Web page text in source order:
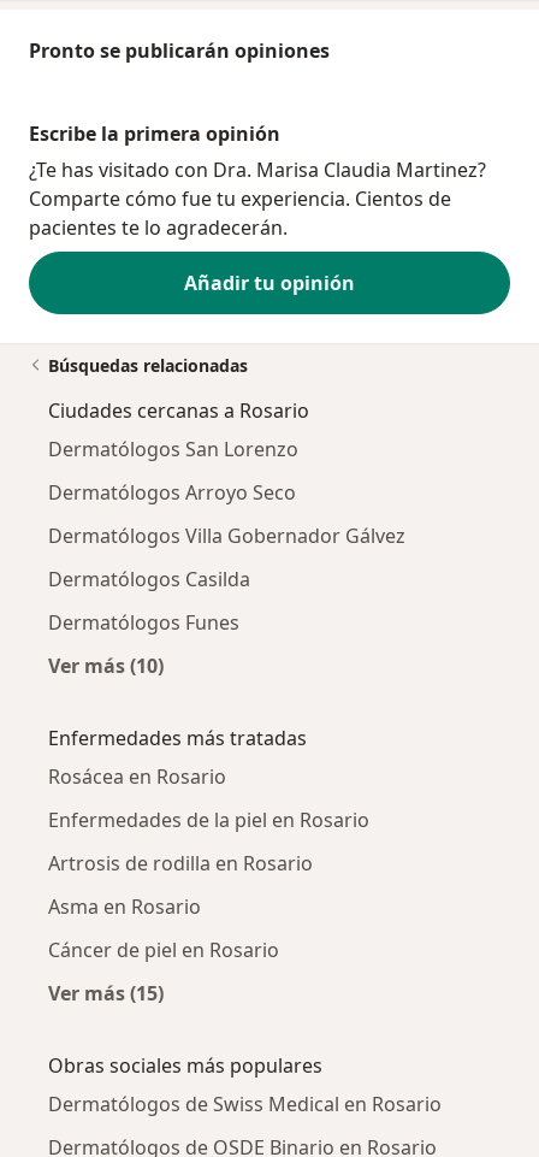
Pronto se publicarán opiniones
Escribe la primera opinión
¿Te has visitado con Dra. Marisa Claudia Martinez?
Comparte cómo fue tu experiencia. Cientos de
pacientes te lo agradecerán.
Añadir tu opinión
Búsquedas relacionadas
Ciudades cercanas a Rosario
Dermatólogos San Lorenzo
Dermatólogos Arroyo Seco
Dermatólogos Villa Gobernador Gálvez
Dermatólogos Casilda
Dermatólogos Funes
Ver más (10)
Enfermedades más tratadas
Rosácea en Rosario
Enfermedades de la piel en Rosario
Artrosis de rodilla en Rosario
Asma en Rosario
Cáncer de piel en Rosario
Ver más (15)
Obras sociales más populares
Dermatólogos de Swiss Medical en Rosario
Dermatólogos de OSDE Binario en Rosario